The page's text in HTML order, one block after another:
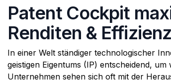
Patent Cockpit
Renditen & Effizienz
In einer Welt ständiger technologischer
geistigen Eigentums (IP) entscheidend,
Unternehmen sehen sich oft mit der